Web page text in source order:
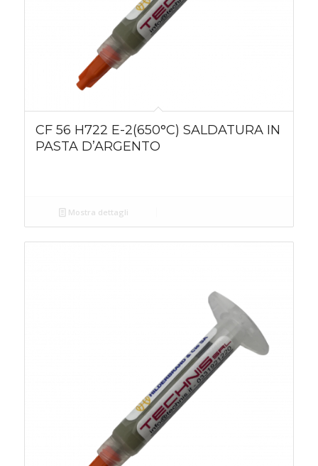
CF 56 H722 E-2(650°C) SALDATURA IN
PASTA D’ARGENTO
Mostra dettagli